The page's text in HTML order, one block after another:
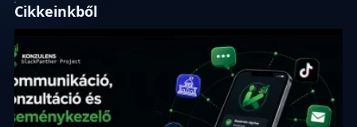
Cikkeinkből